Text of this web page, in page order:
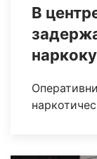
В